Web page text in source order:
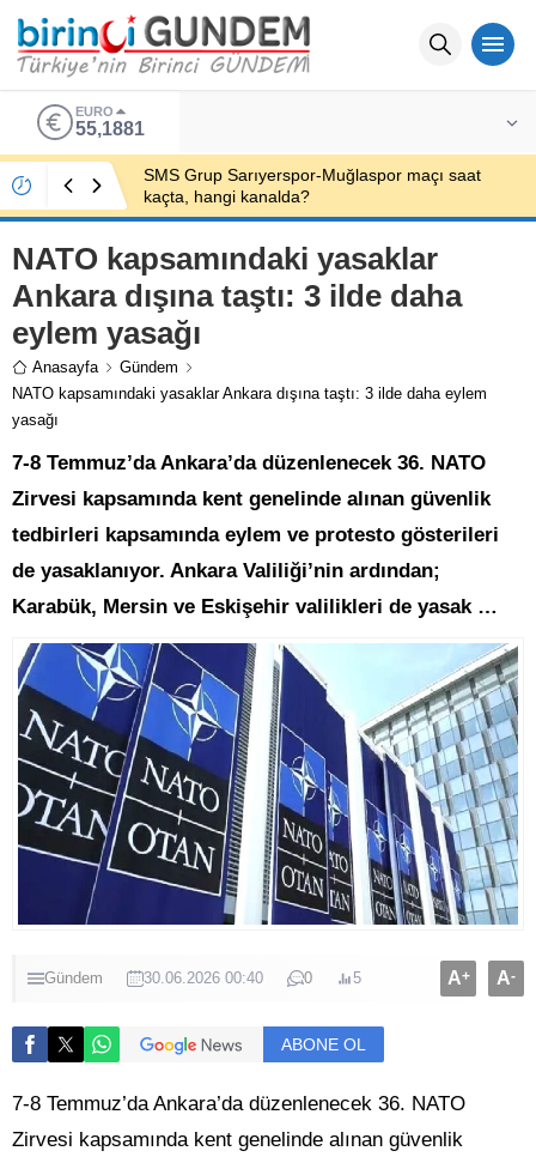
EURO
55,1881
SMS Grup Sarıyerspor-Muğlaspor maçı saat
kaçta, hangi kanalda?
NATO kapsamındaki yasaklar
Ankara dışına taştı: 3 ilde daha
eylem yasağı
Anasayfa
Gündem
NATO kapsamındaki yasaklar Ankara dışına taştı: 3 ilde daha eylem
yasağı
7-8 Temmuz’da Ankara’da düzenlenecek 36. NATO
Zirvesi kapsamında kent genelinde alınan güvenlik
tedbirleri kapsamında eylem ve protesto gösterileri
de yasaklanıyor. Ankara Valiliği’nin ardından;
Karabük, Mersin ve Eskişehir valilikleri de yasak …
Gündem 30.06.2026 00:40 0 5 A+ A-
ABONE OL
7-8 Temmuz’da Ankara’da düzenlenecek 36. NATO
Zirvesi kapsamında kent genelinde alınan güvenlik